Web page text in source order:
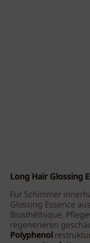
Long Hair Glossing
Für Schimmer
Glossing Essence
Biosthéthique.
regenerieren
Polyphenol